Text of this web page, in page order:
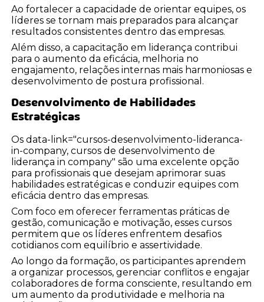
Ao fortalecer a capacidade de orientar equipes, os
líderes se tornam mais preparados para alcançar
resultados consistentes dentro das empresas.
Além disso, a capacitação em liderança contribui
para o aumento da eficácia, melhoria no
engajamento, relações internas mais harmoniosas e
desenvolvimento de postura profissional.
Desenvolvimento de Habilidades
Estratégicas
Os data-link="cursos-desenvolvimento-lideranca-
in-company, cursos de desenvolvimento de
liderança in company" são uma excelente opção
para profissionais que desejam aprimorar suas
habilidades estratégicas e conduzir equipes com
eficácia dentro das empresas.
Com foco em oferecer ferramentas práticas de
gestão, comunicação e motivação, esses cursos
permitem que os líderes enfrentem desafios
cotidianos com equilíbrio e assertividade.
Ao longo da formação, os participantes aprendem
a organizar processos, gerenciar conflitos e engajar
colaboradores de forma consciente, resultando em
um aumento da produtividade e melhoria na